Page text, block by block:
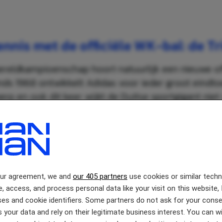
agreement, we and our 405 partners use cookies or similar
access, and process personal data like your visit on this website,
and cookie identifiers. Some partners do not ask for your
your data and rely on their legitimate business interest. You can
met de officiële WK-bal: de
hoort natuurlijk een nieuwe
1968 ontwikkelt Adidas voor ieder groot
en ook dit keer wijkt de Duitse sportgigant
bal draagt de naam Trionda. Het ontwerp staat
van de drie gastlanden. In de kleuren, patronen en
verwijzingen verwerkt naar de Verenigde
is de Trionda niet alleen een
eerbetoon aan het gezamenlijke
getoond aan het publiek.